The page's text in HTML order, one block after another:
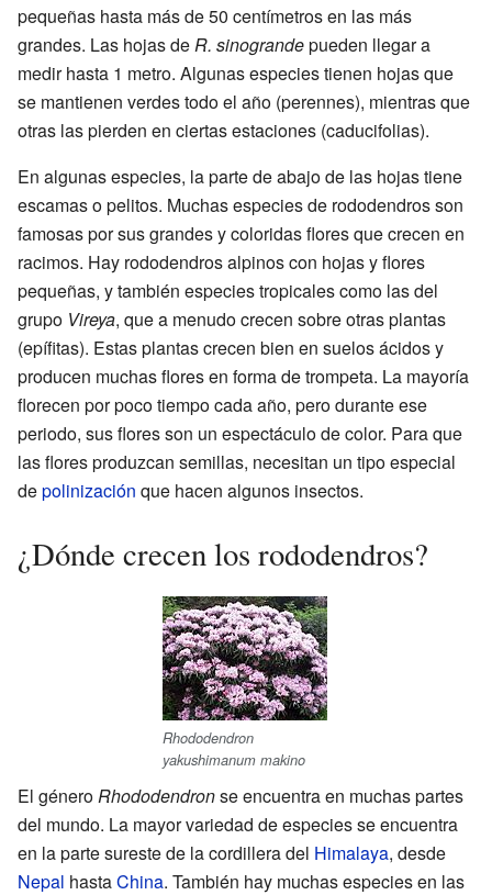
pequeñas hasta más de 50 centímetros en las más
grandes. Las hojas deR. sinograndepueden llegar a
medir hasta 1 metro. Algunas especies tienen hojas que
se mantienen verdes todo el año (perennes), mientras que
otras las pierden en ciertas estaciones (caducifolias).
En algunas especies, la parte de abajo de las hojas tiene
escamas o pelitos. Muchas especies de rododendros son
famosas por sus grandes y coloridas flores que crecen en
racimos. Hay rododendros alpinos con hojas y flores
pequeñas, y también especies tropicales como las del
grupo Vireya, que a menudo crecen sobre otras plantas
(epífitas). Estas plantas crecen bien en suelos ácidos y
producen muchas flores en forma de trompeta. La mayoría
florecen por poco tiempo cada año, pero durante ese
periodo, sus flores son un espectáculo de color. Para que
las flores produzcan semillas, necesitan un tipo especial
depolinización que hacen algunos insectos.
¿Dónde crecen los rododendros?
Rhododendron
yakushimanum makino
El géneroRhododendronse encuentra en muchas partes
del mundo. La mayor variedad de especies se encuentra
en la parte sureste de la cordillera del Himalaya, desde
Nepal hastaChina. También hay muchas especies en las